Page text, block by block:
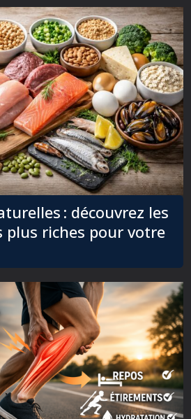
: découvrez les
plus riches pour votre